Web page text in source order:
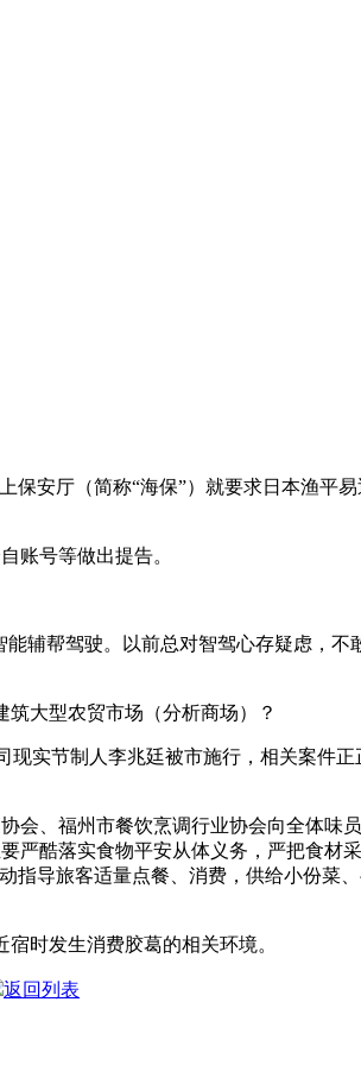
安厅（简称“海保”）就要求日本渔平
账号等做出提告。
帮驾驶。以前总对智驾心存疑虑，不
大型农贸市场（分析商场）？
实节制人李兆廷被市施行，相关案件
、福州市餐饮烹调行业协会向全体味
酷落实食物平安从体义务，严把食材
导旅客适量点餐、消费，供给小份菜
时发生消费胶葛的相关环境。
返回列表